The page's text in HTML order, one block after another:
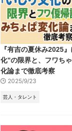
『有吉の夏休み2025
化”の限界と、フワち
化論まで徹底考察
2025/9/23
芸人・タレント